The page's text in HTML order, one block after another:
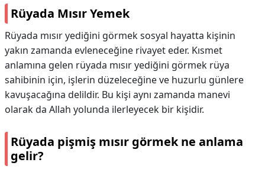
Rüyada Mısır Yemek
Rüyada mısır yediğini görmek sosyal hayatta kişinin
yakın zamanda evleneceğine rivayet eder. Kısmet
anlamına gelen rüyada mısır yediğini görmek rüya
sahibinin için, işlerin düzeleceğine ve huzurlu günlere
kavuşacağına delildir. Bu kişi aynı zamanda manevi
olarak da Allah yolunda ilerleyecek bir kişidir.
Rüyada pişmiş mısır görmek ne anlama
gelir?